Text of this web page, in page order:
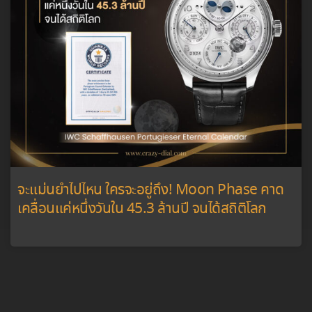
จะแม่นยำไปไหน ใครจะอยู่ถึง! Moon Phase คาด
เคลื่อนแค่หนึ่งวันใน 45.3 ล้านปี จนได้สถิติโลก